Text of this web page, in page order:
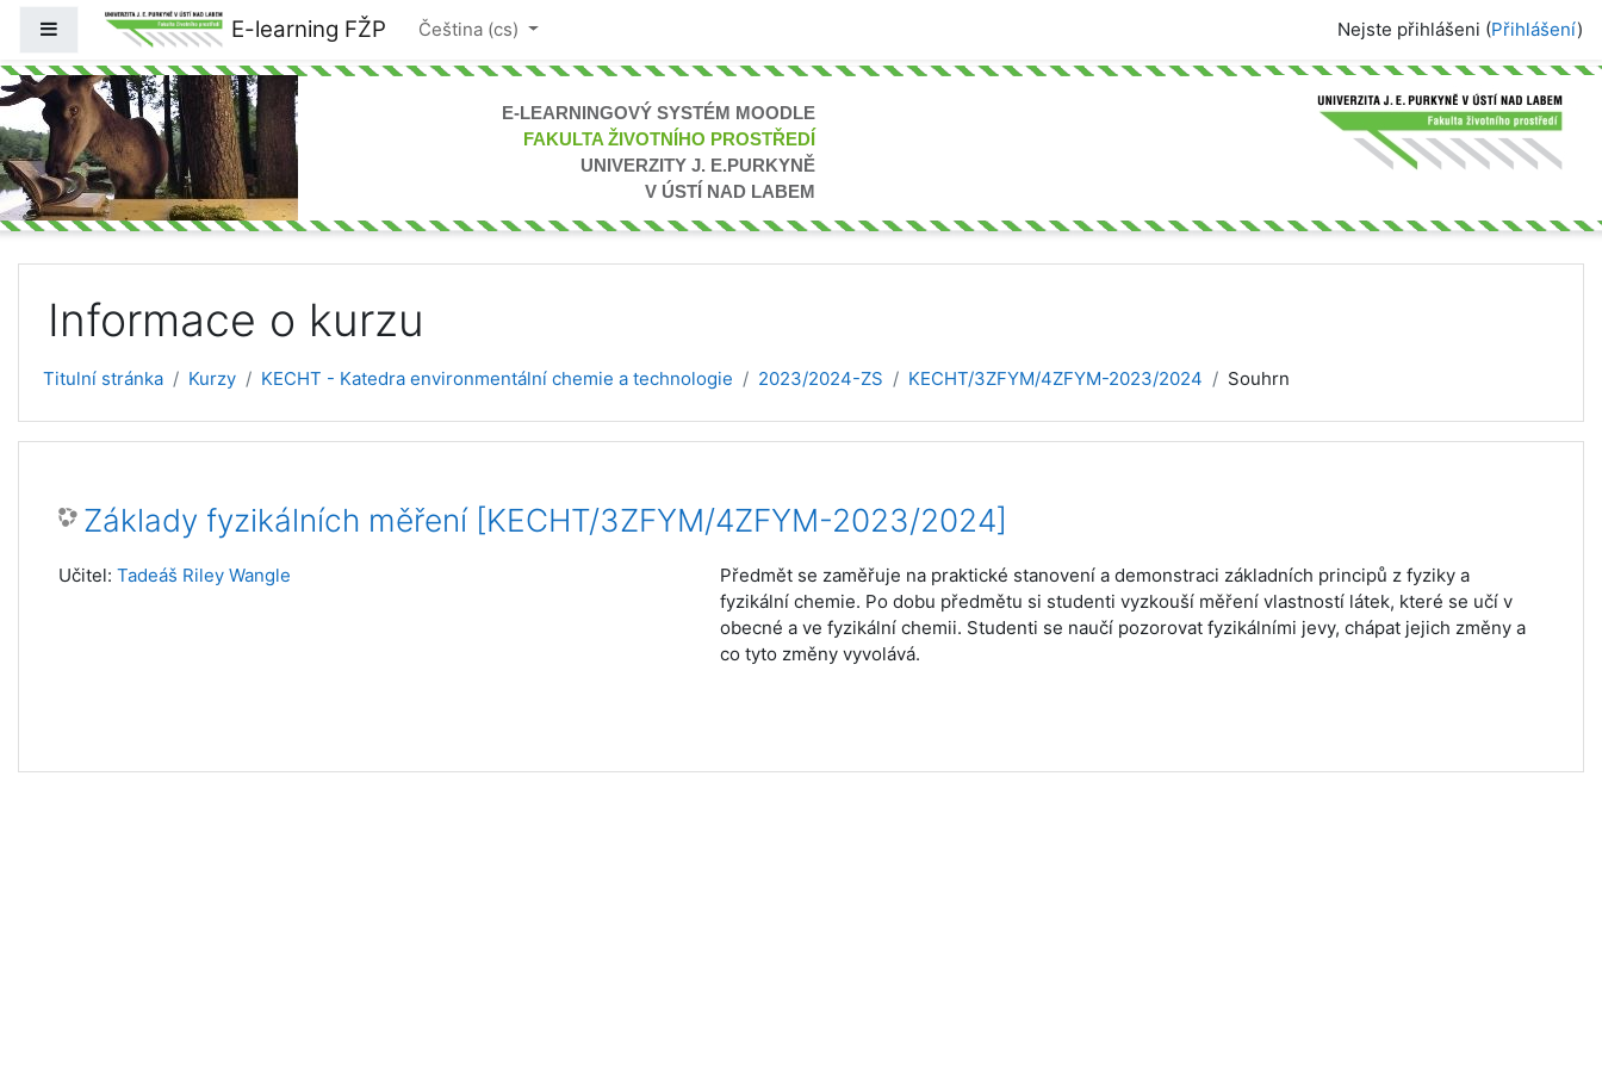
Přejít k hlavnímu obsahu
E-LEARNINGOVÝ SYSTÉM MOODLE
FAKULTA ŽIVOTNÍHO PROSTŘEDÍ
UNIVERZITY J. E.PURKYNĚ
V ÚSTÍ NAD LABEM
Boční panel E-learning FŽP Čeština ‎(cs)‎ Nejste přihlášeni (Přihlášení)
Informace o kurzu
Titulní stránka Kurzy KECHT - Katedra environmentální chemie a technologie 2023/2024-ZS KECHT/3ZFYM/4ZFYM-2023/2024 Souhrn
Základy fyzikálních měření [KECHT/3ZFYM/4ZFYM-2023/2024]
Předmět se zaměřuje na praktické stanovení a demonstraci základních principů z fyziky a
fyzikální chemie. Po dobu předmětu si studenti vyzkouší měření vlastností látek, které se učí v
obecné a ve fyzikální chemii. Studenti se naučí pozorovat fyzikálními jevy, chápat jejich změny a
co tyto změny vyvolává.
Učitel: Tadeáš Riley Wangle